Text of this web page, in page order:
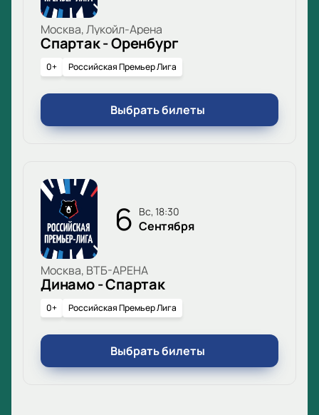
Москва, Лукойл-Арена
Спартак - Оренбург
0+ Российская Премьер Лига
Выбрать билеты
6 вс, 18:30
Сентября
Москва, ВТБ-АРЕНА
Динамо - Спартак
0+ Российская Премьер Лига
Выбрать билеты